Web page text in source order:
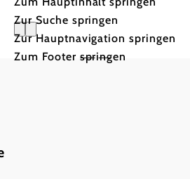
Zur Suche springen
Zur Hauptnavigation springen
Zum Footer springen